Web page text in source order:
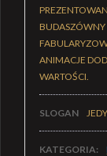
BUDASZÓWNY
ANIMACJE
WARTOŚCI.
SLOGAN
KATEGORIA: